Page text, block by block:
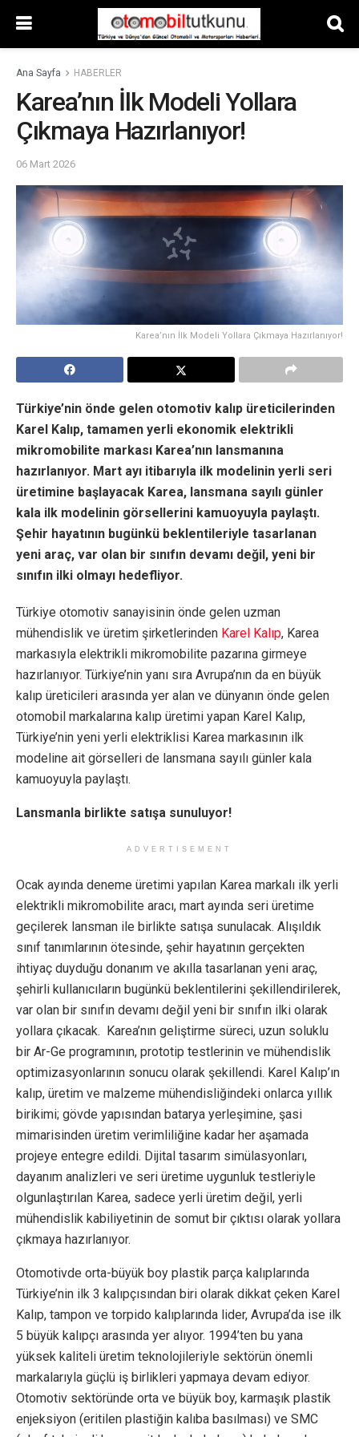
Ana Sayfa HABERLER
Karea’nın İlk Modeli Yollara
Çıkmaya Hazırlanıyor!
06 Mart 2026
Karea’nın İlk Modeli Yollara Çıkmaya Hazırlanıyor!
Türkiye’nin önde gelen otomotiv kalıp üreticilerinden
Karel Kalıp, tamamen yerli ekonomik elektrikli
mikromobilite markası Karea’nın lansmanına
hazırlanıyor. Mart ayı itibarıyla ilk modelinin yerli seri
üretimine başlayacak Karea, lansmana sayılı günler
kala ilk modelinin görsellerini kamuoyuyla paylaştı.
Şehir hayatının bugünkü beklentileriyle tasarlanan
yeni araç, var olan bir sınıfın devamı değil, yeni bir
sınıfın ilki olmayı hedefliyor.
Türkiye otomotiv sanayisinin önde gelen uzman
mühendislik ve üretim şirketlerinden Karel Kalıp, Karea
markasıyla elektrikli mikromobilite pazarına girmeye
hazırlanıyor. Türkiye’nin yanı sıra Avrupa’nın da en büyük
kalıp üreticileri arasında yer alan ve dünyanın önde gelen
otomobil markalarına kalıp üretimi yapan Karel Kalıp,
Türkiye’nin yeni yerli elektriklisi Karea markasının ilk
modeline ait görselleri de lansmana sayılı günler kala
kamuoyuyla paylaştı.
Lansmanla birlikte satışa sunuluyor!
ADVERTISEMENT
Ocak ayında deneme üretimi yapılan Karea markalı ilk yerli
elektrikli mikromobilite aracı, mart ayında seri üretime
geçilerek lansman ile birlikte satışa sunulacak. Alışıldık
sınıf tanımlarının ötesinde, şehir hayatının gerçekten
ihtiyaç duyduğu donanım ve akılla tasarlanan yeni araç,
şehirli kullanıcıların bugünkü beklentilerini şekillendirilerek,
var olan bir sınıfın devamı değil yeni bir sınıfın ilki olarak
yollara çıkacak. Karea’nın geliştirme süreci, uzun soluklu
bir Ar-Ge programının, prototip testlerinin ve mühendislik
optimizasyonlarının sonucu olarak şekillendi. Karel Kalıp’ın
kalıp, üretim ve malzeme mühendisliğindeki onlarca yıllık
birikimi; gövde yapısından batarya yerleşimine, şasi
mimarisinden üretim verimliliğine kadar her aşamada
projeye entegre edildi. Dijital tasarım simülasyonları,
dayanım analizleri ve seri üretime uygunluk testleriyle
olgunlaştırılan Karea, sadece yerli üretim değil, yerli
mühendislik kabiliyetinin de somut bir çıktısı olarak yollara
çıkmaya hazırlanıyor.
Otomotivde orta-büyük boy plastik parça kalıplarında
Türkiye’nin ilk 3 kalıpçısından biri olarak dikkat çeken Karel
Kalıp, tampon ve torpido kalıplarında lider, Avrupa’da ise ilk
5 büyük kalıpçı arasında yer alıyor. 1994’ten bu yana
yüksek kaliteli üretim teknolojileriyle sektörün önemli
markalarıyla güçlü iş birlikleri yapmaya devam ediyor.
Otomotiv sektöründe orta ve büyük boy, karmaşık plastik
enjeksiyon (eritilen plastiğin kalıba basılması) ve SMC